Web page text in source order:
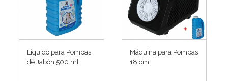
Líquido para Pompas
de Jabón 500 ml
Máquina para Pompas
18 cm